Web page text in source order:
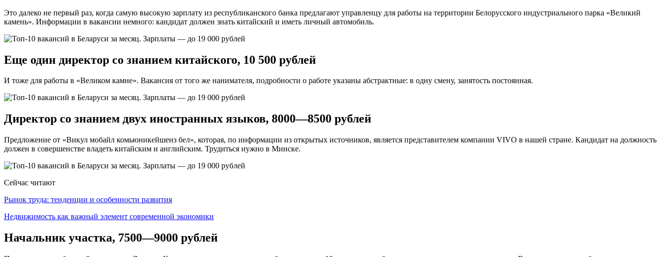
Это далеко не первый раз, когда самую высокую зарплату из республиканского банка предлагают управленцу для работы на территории Белорусского индустриального парка «Великий
камень». Информации в вакансии немного: кандидат должен знать китайский и иметь личный автомобиль.
Еще один директор со знанием китайского, 10 500 рублей
И тоже для работы в «Великом камне». Вакансия от того же нанимателя, подробности о работе указаны абстрактные: в одну смену, занятость постоянная.
Директор со знанием двух иностранных языков, 8000—8500 рублей
Предложение от «Викул мобайл комьюникейшенз бел», которая, по информации из открытых источников, является представителем компании VIVO в нашей стране. Кандидат на должность
должен в совершенстве владеть китайским и английским. Трудиться нужно в Минске.
Сейчас читают
Рынок труда: тенденции и особенности развития
Недвижимость как важный элемент современной экономики
Начальник участка, 7500—9000 рублей